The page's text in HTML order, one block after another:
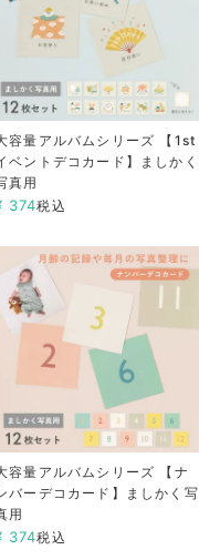
容量アルバムシリーズ 【1st
ベントデコカード】ましかく
真用
374税込
容量アルバムシリーズ 【ナ
バーデコカード】ましかく写
用
374税込